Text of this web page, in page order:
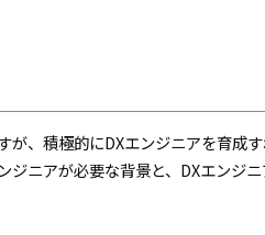
が、積極的にDXエンジニアを育成
ジニアが必要な背景と、DXエンジ